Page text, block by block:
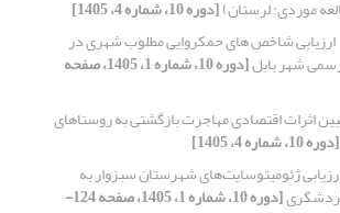
موردی: لرستان)[دوره 10، شماره 4، 1405]
ارزیابی شاخص های حمکروایی مطلوب شهری در
شهر بابل [دوره 10، شماره 1، 1405، صفحه
اثرات اقتصادی مهاجرت بازگشتی به روستاهای
[دوره 10، شماره 4، 1405]
ژئومیتوسایت‌های شهرستان سبزوار به
[دوره 10، شماره 1، 1405، صفحه 124-